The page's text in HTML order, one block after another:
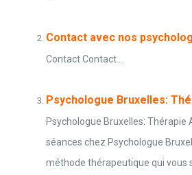
Contact avec nos
Contact Contact...
Psychologue Bruxelles:
Psychologue Bruxelles: Thérapie
séances chez Psychologue
méthode thérapeutique qui vous